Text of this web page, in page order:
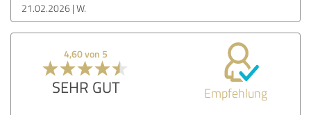
21.02.2026 W.
4,60 von 5
SEHR GUT Empfehlung